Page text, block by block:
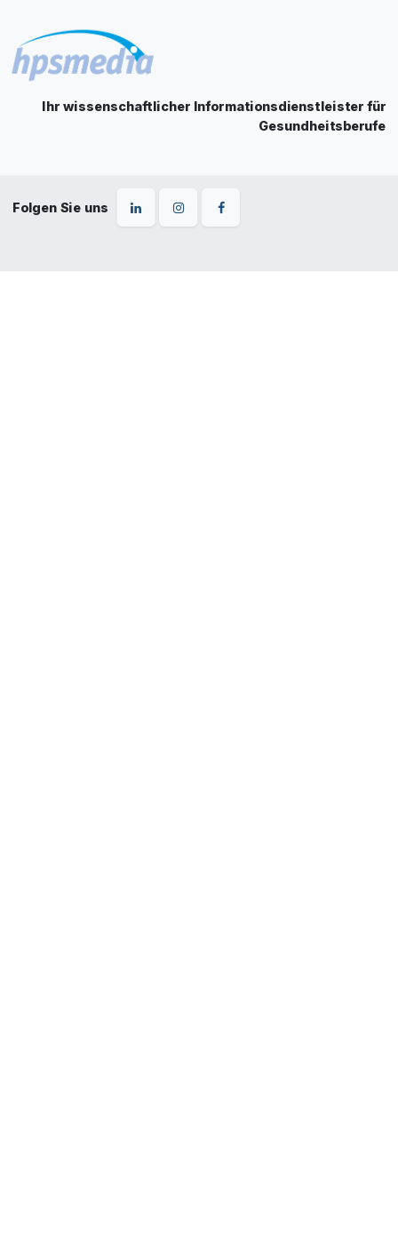
Ihr wissenschaftlicher Informationsdienstleister für
Gesundheitsberufe
Folgen Sie uns